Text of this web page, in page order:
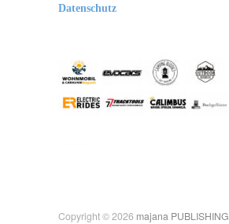
Datenschutz
Copyright © 2026 majana PUBLISHING